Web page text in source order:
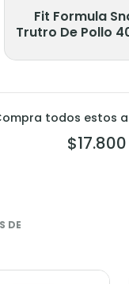
Fit Formula
Trutro De Pollo
todos estos
$17.800
DE